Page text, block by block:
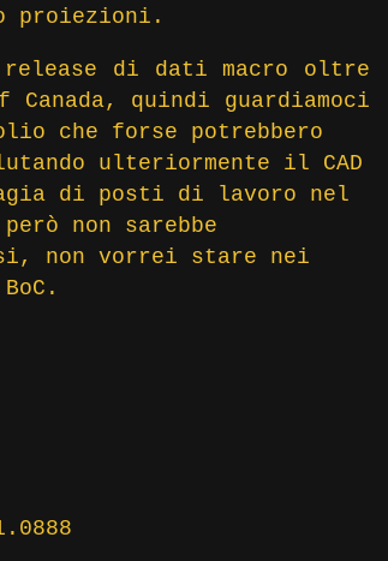
proiezioni.
di dati macro oltre
quindi guardiamoci
che forse potrebbero
ulteriormente il CAD
di posti di lavoro nel
non sarebbe
non vorrei stare nei